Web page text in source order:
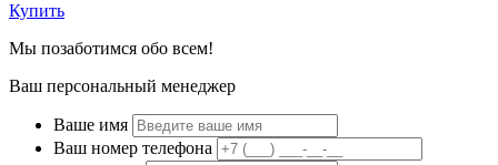
Купить
Мы позаботимся обо всем!
Ваш персональный менеджер
Ваше имя
Ваш номер телефона